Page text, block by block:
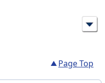
Page Top